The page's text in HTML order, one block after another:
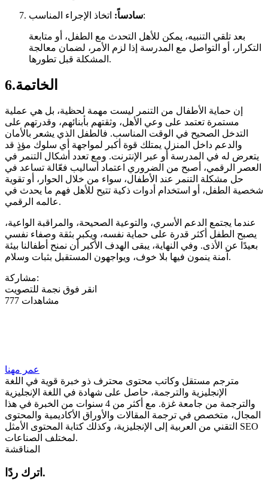
سادساً:اتخاذ الإجراء المناسب:
بعد تلقي التنبيه، يمكن للأهل التحدث مع الطفل، أو متابعة
التكرار، أو التواصل مع المدرسة إذا لزم الأمر، لضمان معالجة
المشكلة قبل تطورها.
6.الخاتمة
إن حماية الأطفال من التنمر ليست مهمة لحظية، بل هي عملية
مستمرة تعتمد على وعي الأهل، وثقتهم بأبنائهم، وقدرتهم على
التدخل الصحيح في الوقت المناسب. فالطفل الذي يشعر بالأمان
والدعم داخل المنزل يمتلك قوة أكبر لمواجهة أي سلوك مؤذٍ قد
يتعرض له في المدرسة أو عبر الإنترنت. ومع تعدد أشكال التنمر في
العصر الرقمي، أصبح من الضروري اعتماد أساليب فعّالة تساعد في
حل مشكلة التنمر عند الأطفال، سواء من خلال الحوار، أو تقوية
شخصية الطفل، أو استخدام أدوات ذكية تتيح للأهل فهم ما يحدث في
عالمه الرقمي.
عندما يجتمع الدعم الأسري، والتوعية الصحيحة، والمراقبة الواعية،
يصبح الطفل أكثر قدرة على حماية نفسه، ويكبر بثقة وصفاء نفسي
بعيدًا عن الأذى. وفي النهاية، يبقى الهدف الأكبر أن نمنح أطفالنا بيئة
آمنة ينمون فيها بلا خوف، ويواجهون المستقبل بثبات وسلام.
مشاركة:
انقر فوق نجمة للتصويت
777 مشاهدات
عمر مهنا
مترجم مستقل وكاتب محتوى محترف ذو خبرة قوية في اللغة
الإنجليزية والترجمة، حاصل على شهادة في اللغة الإنجليزية
والترجمة من جامعة غزة. مع أكثر من 4 سنوات من الخبرة في هذا
المجال، متخصص في ترجمة المقالات والأوراق الأكاديمية والمحتوى
التقني من العربية إلى الإنجليزية، وكذلك كتابة المحتوى الأمثل SEO
لمختلف الصناعات.
المناقشة
اترك ردًا.